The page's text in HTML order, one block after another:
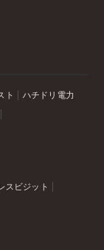
ト ハチドリ電力
スビジット